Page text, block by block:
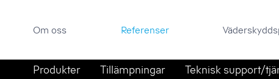
Om oss Referenser
Produkter
Tillämpningar Teknisk support/